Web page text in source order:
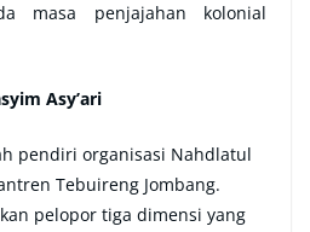
masa penjajahan kolonial
Asy’ari
pendiri organisasi Nahdlatul
Tebuireng Jombang.
pelopor tiga dimensi yang